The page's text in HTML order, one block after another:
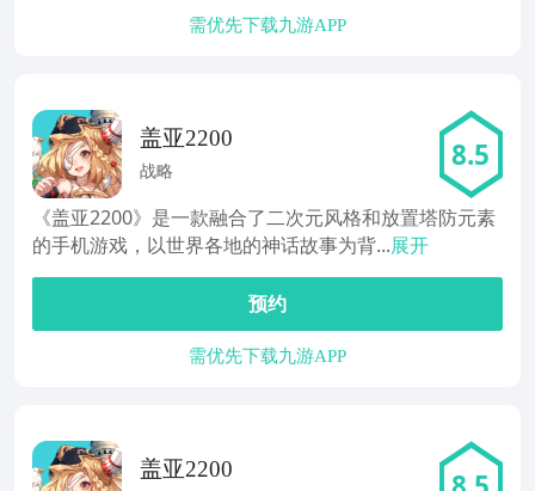
需优先下载九游APP
盖亚2200
战略 8.5
《盖亚2200》是一款融合了二次元风格和放置塔防元素
的手机游戏，以世界各地的神话故事为背...展开
预约
需优先下载九游APP
盖亚2200